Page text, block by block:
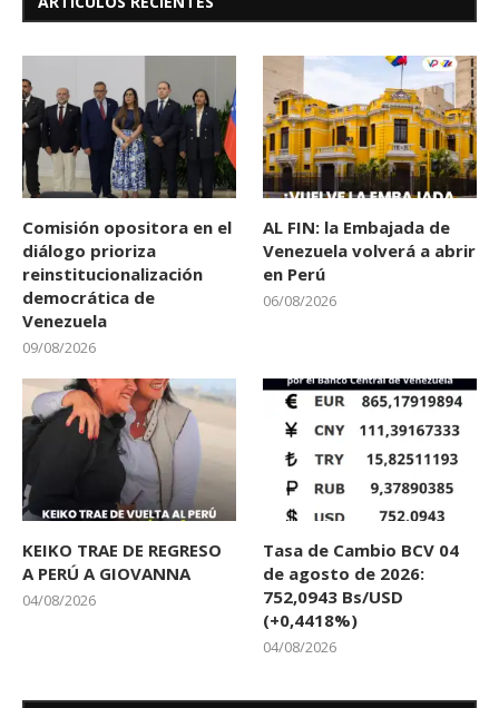
Comisión opositora en el
diálogo prioriza
reinstitucionalización
democrática de
Venezuela
09/08/2026
AL FIN: la Embajada de
Venezuela volverá a abrir
en Perú
06/08/2026
KEIKO TRAE DE REGRESO
A PERÚ A GIOVANNA
04/08/2026
Tasa de Cambio BCV 04
de agosto de 2026:
752,0943 Bs/USD
(+0,4418%)
04/08/2026